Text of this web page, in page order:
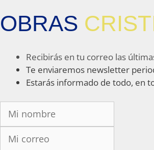
OBRAS
Recibirás en tu correo las
Te enviaremos newsletter
Estarás informado de todo, en